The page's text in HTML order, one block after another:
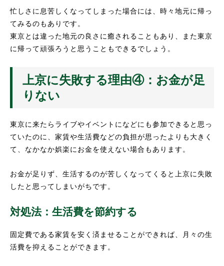
忙しさに息苦しくなってしまった場合には、時々地元に帰っ
てみるのもありです。
東京とは違った地元の良さに癒されることもあり、また東京
に帰って頑張ろうと思うこともできるでしょう。
上京に失敗する理由④：お金が足
りない
東京に来たらライブやイベントになどにも参加できると思っ
ていたのに、家賃や生活費などの負担が思ったよりも大きく
て、なかなか娯楽にお金を使えない場合もあります。
お金が足りず、生活するのが苦しくなってくると上京に失敗
したと思ってしまいがちです。
対処法：生活費を節約する
固定費である家賃を安く済ませることができれば、月々の生
活費を抑えることができます。